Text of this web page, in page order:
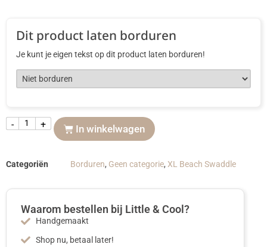
Dit product laten borduren
Je kunt je eigen tekst op dit product laten borduren!
- + In winkelwagen
Categoriën Borduren, Geen categorie, XL Beach Swaddle
Waarom bestellen bij Little & Cool?
Handgemaakt
Shop nu, betaal later!